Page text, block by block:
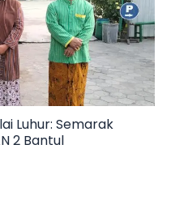
Luhur: Semarak
2 Bantul